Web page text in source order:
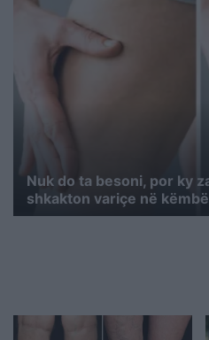
Nuk do ta besoni, por ky
shkakton variçe në këmbë